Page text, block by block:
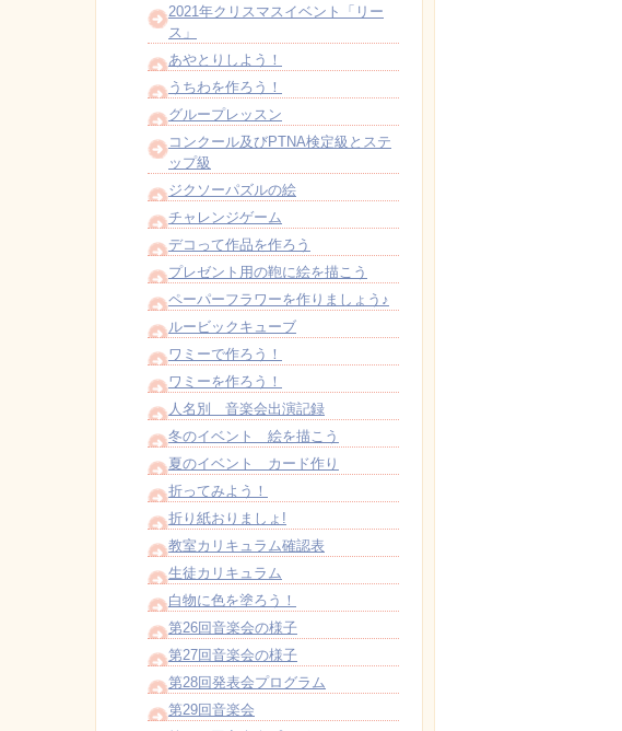
2021年クリスマスイベント「リー
ス」
あやとりしよう！
うちわを作ろう！
グループレッスン
コンクール及びPTNA検定級とステ
ップ級
ジクソーパズルの絵
チャレンジゲーム
デコって作品を作ろう
プレゼント用の鞄に絵を描こう
ペーパーフラワーを作りましょう♪
ルービックキューブ
ワミーで作ろう！
ワミーを作ろう！
人名別 音楽会出演記録
冬のイベント 絵を描こう
夏のイベント カード作り
折ってみよう！
折り紙おりましょ!
教室カリキュラム確認表
生徒カリキュラム
白物に色を塗ろう！
第26回音楽会の様子
第27回音楽会の様子
第28回発表会プログラム
第29回音楽会